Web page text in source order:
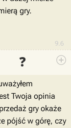
9.6
gry.
❓
Twoja opinia
gry okaże
pójść w górę, czy